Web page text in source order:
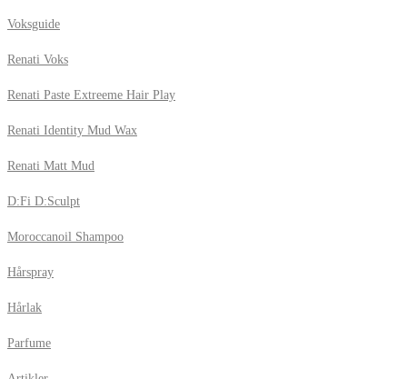
Voksguide
Renati Voks
Renati Paste Extreeme Hair Play
Renati Identity Mud Wax
Renati Matt Mud
D:Fi D:Sculpt
Moroccanoil Shampoo
Hårspray
Hårlak
Parfume